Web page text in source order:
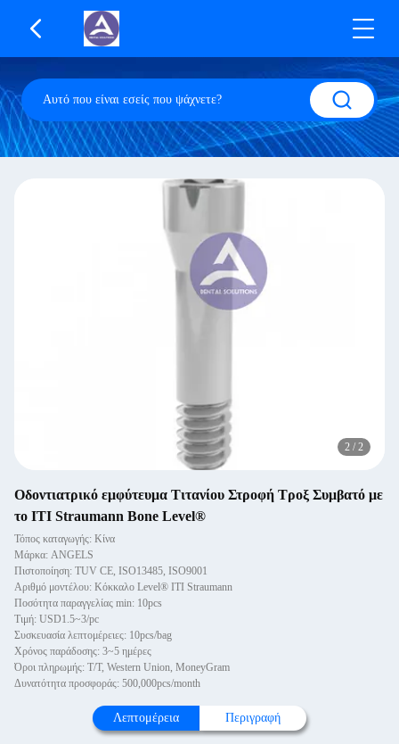
2 / 2
Οδοντιατρικό εμφύτευμα Τιτανίου Στροφή Τροξ Συμβατό με
το ITI Straumann Bone Level®
Τόπος καταγωγής: Κίνα
Μάρκα: ANGELS
Πιστοποίηση: TUV CE, ISO13485, ISO9001
Αριθμό μοντέλου: Κόκκαλο Level® ITI Straumann
Ποσότητα παραγγελίας min: 10pcs
Τιμή: USD1.5~3/pc
Συσκευασία λεπτομέρειες: 10pcs/bag
Χρόνος παράδοσης: 3~5 ημέρες
Όροι πληρωμής: T/T, Western Union, MoneyGram
Δυνατότητα προσφοράς: 500,000pcs/month
Λεπτομέρεια Περιγραφή